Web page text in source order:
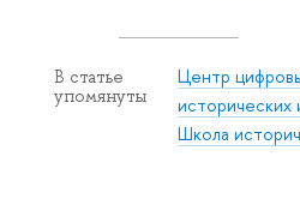
В статье
упомянуты
Центр
исторических
Школа